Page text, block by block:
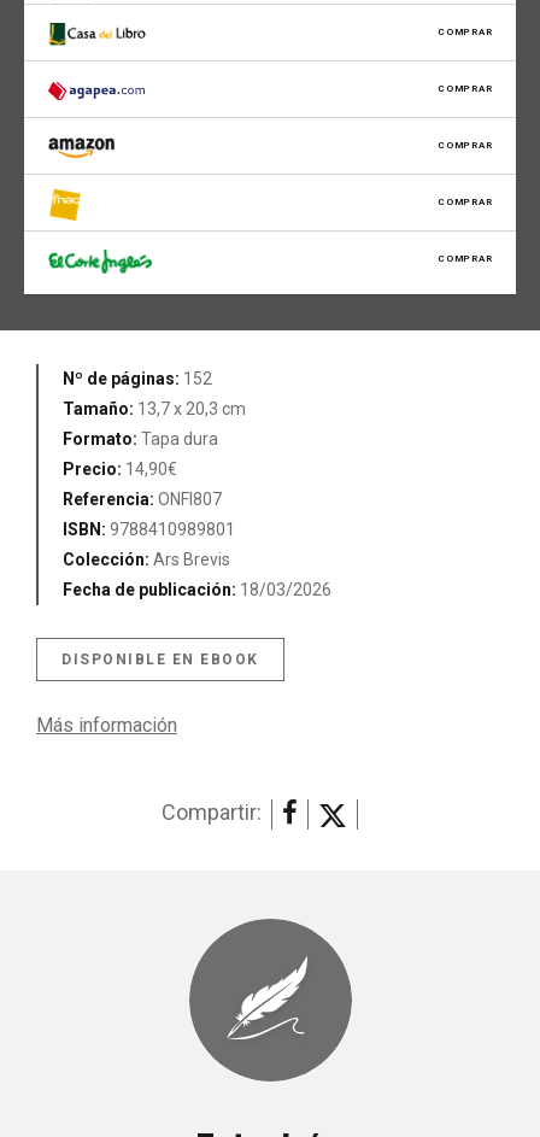
COMPRAR
COMPRAR
COMPRAR
COMPRAR
COMPRAR
Nº de páginas: 152
Tamaño: 13,7 x 20,3 cm
Formato: Tapa dura
Precio: 14,90€
Referencia: ONFI807
ISBN: 9788410989801
Colección: Ars Brevis
Fecha de publicación: 18/03/2026
DISPONIBLE EN EBOOK
Más información
Compartir: